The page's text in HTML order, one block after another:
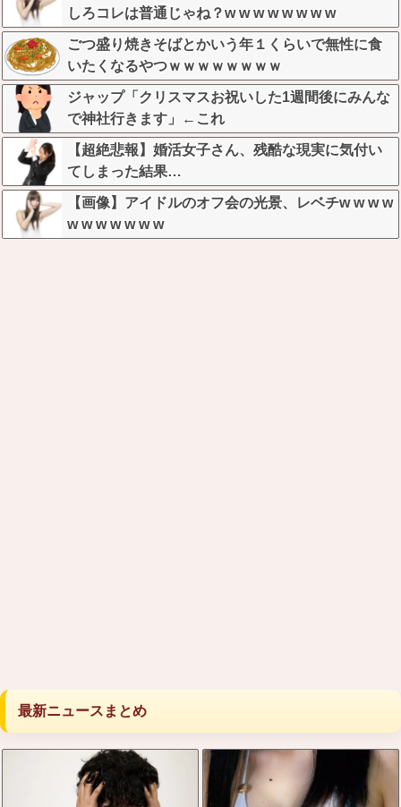
しろコレは普通じゃね？w w w w w w w w
ごつ盛り焼きそばとかいう年１くらいで無性に食
いたくなるやつｗｗｗｗｗｗｗｗ
ジャップ「クリスマスお祝いした1週間後にみんな
で神社行きます」←これ
【超絶悲報】婚活女子さん、残酷な現実に気付い
てしまった結果…
【画像】アイドルのオフ会の光景、レベチw w w w
w w w w w w w
最新ニュースまとめ